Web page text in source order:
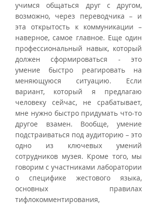
учимся общаться друг с другом,
возможно, через переводчика – и
эта открытость к коммуникации –
наверное, самое главное. Еще один
профессиональный навык, который
должен сформироваться - это
умение быстро реагировать на
меняющуюся ситуацию. Если
вариант, который я предлагаю
человеку сейчас, не срабатывает,
мне нужно быстро придумать что-то
другое взамен. Вообще, умение
подстраиваться под аудиторию – это
одно из ключевых умений
сотрудников музея. Кроме того, мы
говорим с участниками лаборатории
о специфике жестового языка,
основных правилах
тифлокомментирования,